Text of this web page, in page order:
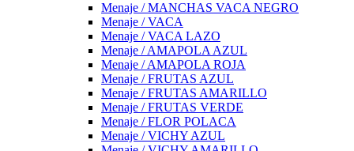
Menaje / MANCHAS VACA NEGRO
Menaje / VACA
Menaje / VACA LAZO
Menaje / AMAPOLA AZUL
Menaje / AMAPOLA ROJA
Menaje / FRUTAS AZUL
Menaje / FRUTAS AMARILLO
Menaje / FRUTAS VERDE
Menaje / FLOR POLACA
Menaje / VICHY AZUL